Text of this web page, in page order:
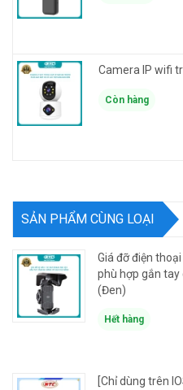
Còn hàng
SẢN PHẨM CÙNG LOẠI
Giá đỡ điện
phù hợp gắn tay
(Đen)
Hết hàng
[Chỉ dùng trên